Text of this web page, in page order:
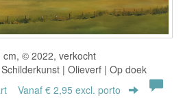
cm, © 2022, verkocht
| Olieverf | Op doek
Vanaf € 2,95 excl. porto